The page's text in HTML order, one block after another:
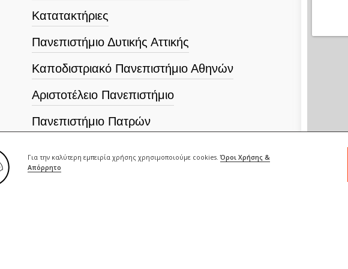
Για την καλύτερη εμπειρία χρήσης χρησιμοποιούμε cookies.Όροι Χρήσης &
Απόρρητο
Κατατακτήριες
Πανεπιστήμιο Δυτικής Αττικής
Καποδιστριακό Πανεπιστήμιο Αθηνών
Αριστοτέλειο Πανεπιστήμιο
Πανεπιστήμιο Πατρών
Γεωπονικό Πανεπιστήμιο Αθηνών